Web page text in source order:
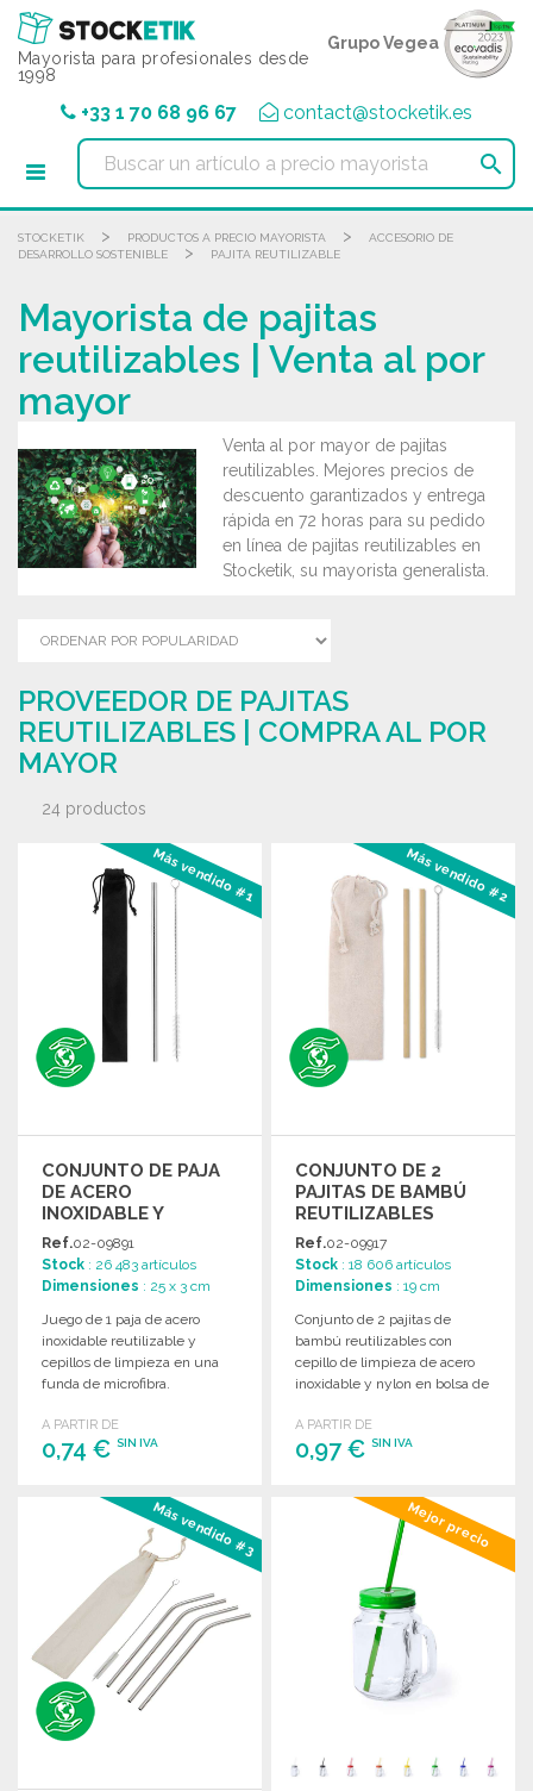
Mayorista para profesionales desde
1998
Grupo Vegea
+33 1 70 68 96 67 contact@stocketik.es

STOCKETIK > PRODUCTOS A PRECIO MAYORISTA >
ACCESORIO DE
DESARROLLO SOSTENIBLE
> PAJITA REUTILIZABLE
Mayorista de pajitas
reutilizables | Venta al por
mayor
Venta al por mayor de pajitas
reutilizables. Mejores precios de
descuento garantizados y entrega
rápida en 72 horas para su pedido
en línea de pajitas reutilizables en
Stocketik, su mayorista generalista.
PROVEEDOR DE PAJITAS
REUTILIZABLES | COMPRA AL POR
MAYOR
24 productos
Más vendido #1
CONJUNTO DE PAJA
DE ACERO
INOXIDABLE Y
CEPILLOS
Ref.02-09891
Stock : 26 483 artículos
Dimensiones : 25 x 3 cm
Juego de 1 paja de acero
inoxidable reutilizable y
cepillos de limpieza en una
funda de microfibra.
A PARTIR DE
0,74 € SIN IVA
PEDIR
Solicitar un presupuesto
Más vendido #2
CONJUNTO DE 2
PAJITAS DE BAMBÚ
REUTILIZABLES
Ref.02-09917
Stock : 18 606 artículos
Dimensiones : 19 cm
Conjunto de 2 pajitas de
bambú reutilizables con
cepillo de limpieza de acero
inoxidable y nylon en bolsa de
A PARTIR DE
0,97 €SIN IVA
PEDIR
Solicitar un presupuesto
Más vendido #3 Mejor precio
Panel de gestión de cookies